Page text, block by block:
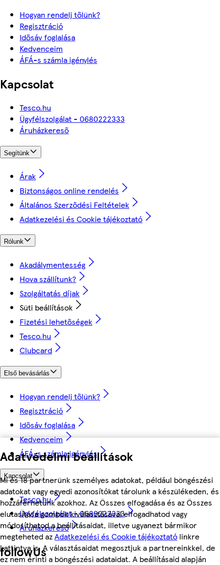
Adatvédelmi beállítások
Mi és 18 partnerünk személyes adatokat, például böngészési
adatokat vagy egyedi azonosítókat tárolunk a készülékeden, és
hozzáférhetünk azokhoz. Az Összes elfogadása és az Összes
elutasítása gombok kiválasztásával elfogadhatod vagy
módosíthatod a beállításaidat, illetve ugyanezt bármikor
megteheted azAdatkezelési és Cookie tájékoztató linkre
kattintva is. A választásaidat megosztjuk a partnereinkkel, de
ez nem érinti a böngészési adataidat. A beállításaid alapján
Hogyan rendelj tőlünk?
Regisztráció
Idősáv foglalása
Kedvenceim
ÁFÁ-s számla igénylés
Kapcsolat
Tesco.hu
Ügyfélszolgálat - 0680222333
Áruházkereső
Segítünk
Árak
Biztonságos online rendelés
Általános Szerződési Feltételek
Adatkezelési és Cookie tájékoztató
Rólunk
Akadálymentesség
Hova szállítunk?
Szolgáltatás díjak
Süti beállítások
Fizetési lehetőségek
Tesco.hu
Clubcard
Első bevásárlás
Hogyan rendelj tőlünk?
Regisztráció
Idősáv foglalása
Kedvenceim
ÁFÁ-s számla igénylés
Kapcsolat
Tesco.hu
Ügyfélszolgálat - 0680222333
Áruházkereső
followUs